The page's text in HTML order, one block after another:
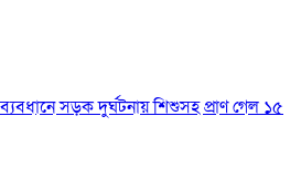
সড়ক দুর্ঘটনায় শিশুসহ প্রাণ গেল ১৫